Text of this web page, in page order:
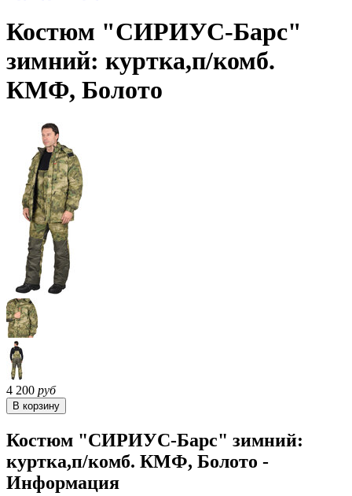
Костюм "СИРИУС-Барс"
зимний: куртка,п/комб.
КМФ, Болото
4 200 руб
Костюм "СИРИУС-Барс" зимний:
куртка,п/комб. КМФ, Болото -
Информация